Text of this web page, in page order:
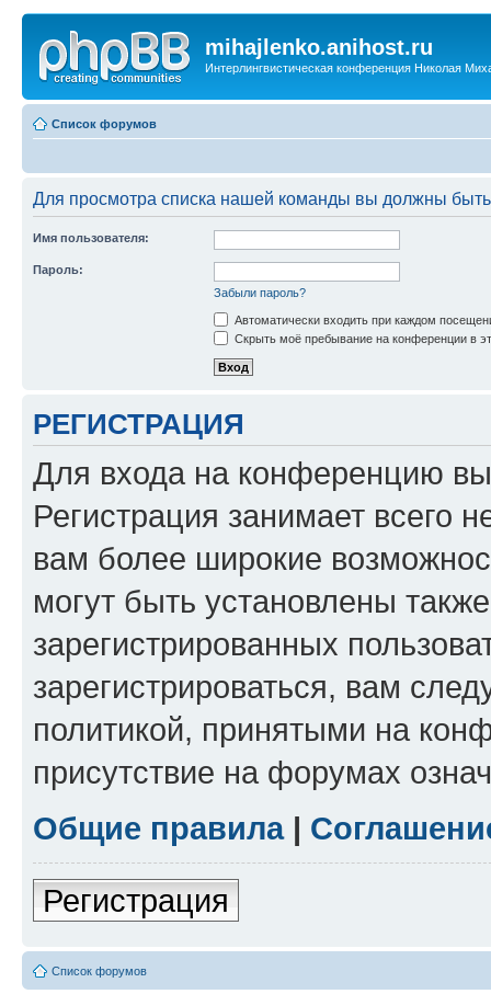
mihajlenko.anihost.ru
Интерлингвистическая конференция Николая
Список форумов
Для просмотра списка нашей команды вы должны
Имя пользователя:
Пароль:
Забыли пароль?
Автоматически входить при каждом
Скрыть моё пребывание на конференции в
РЕГИСТРАЦИЯ
Для входа на конференцию
Регистрация занимает всего
вам более широкие
могут быть установлены
зарегистрированных
зарегистрироваться, вам
политикой, принятыми на
присутствие на форумах
Общие правила|
Регистрация
Список форумов